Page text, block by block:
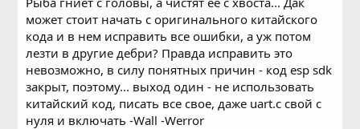
может стоит начать с оригинального китайского
кода и в нем исправить все ошибки, а уж потом
лезти в другие дебри? Правда исправить это
невозможно, в силу понятных причин - код esp sdk
закрыт, поэтому... выход один - не использовать
китайский код, писать все свое, даже uart.c свой с
нуля и включать -Wall -Werror